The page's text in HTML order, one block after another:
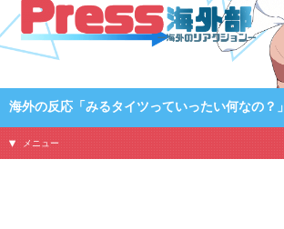
海外の反応「みるタイツっていったい何なの？」
メニュー